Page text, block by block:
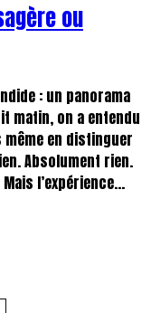
ou
: un panorama
matin, on a entendu
en distinguer
Absolument rien.
l’expérience...